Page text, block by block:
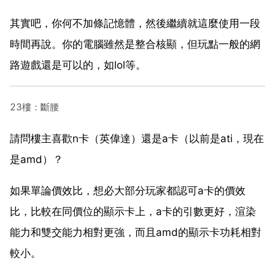
其實吧，你何不加條記憶體，然後繼續就這麼使用一段
時間再說。你的電腦雖然是整合核顯，但玩點一般的網
路遊戲還是可以的，如lol等。
23樓：斷腰
請問樓主喜歡n卡（英偉達）還是a卡（以前是ati，現在
是amd）？
如果單論價效比，想必大部分玩家都認可a卡的價效
比，比較在同價位的顯示卡上，a卡的引數更好，渲染
能力和雙交能力相對更強，而且amd的顯示卡功耗相對
較小。